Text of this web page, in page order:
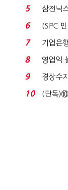
세 구하
5
삼전닉
로이터
6
(SPC
생법 위
7
기업은
이스피
8
영업익
업 드라
9
경상수
억달러
10
(단독